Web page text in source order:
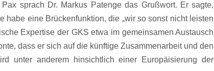
sprach Dr. Markus Patenge das Grußwort. Er sagte,
habe eine Brückenfunktion, die „wir so sonst nicht leisten
Expertise der GKS etwa im gemeinsamen Austausch
dass er sich auf die künftige Zusammenarbeit und den
unter anderem hinsichtlich einer Europäisierung der